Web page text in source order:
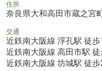
住所
奈良県大和高田市蔵之宮
交通
近鉄南大阪線 浮孔駅 徒
近鉄南大阪線 高田市駅
近鉄南大阪線 坊城駅 徒